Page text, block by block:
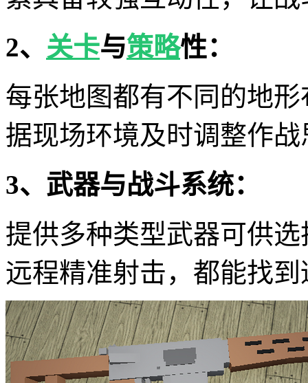
2、 关卡与策略性：
每张地图都有不同的地
据现场环境及时调整作战
3、武器与战斗系统：
提供多种类型武器可供
远程精准射击，都能找